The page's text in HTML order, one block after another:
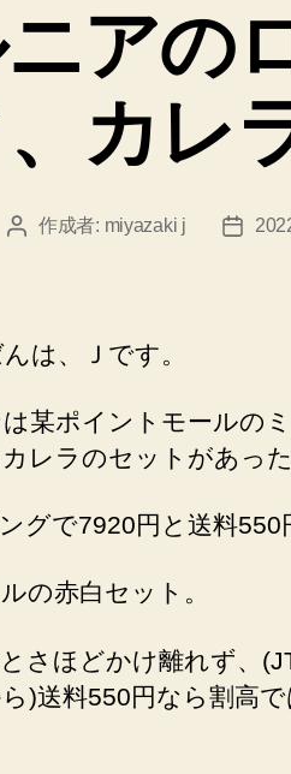
リ
ー
アの
、カレ
投 作成者: miyazaki j
投
は、Ｊです。
某ポイントモールの
レラのセットがあっ
グで7920円と送料550
の赤白セット。
さほどかけ離れず、
)送料550円なら割高